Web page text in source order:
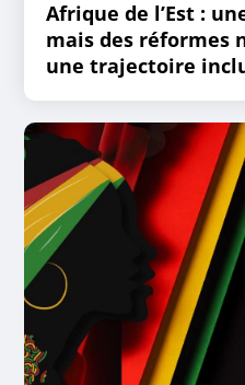
Afrique de l’Est :
mais des réformes
une trajectoire